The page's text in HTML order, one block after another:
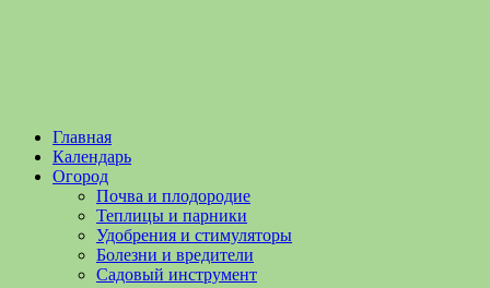
Садоводство
Огородничество
Садоводство
огородничество
полезные
Главная
Календарь
Огород
Почва и плодородие
Теплицы и парники
Удобрения и стимуляторы
Болезни и вредители
Садовый инструмент